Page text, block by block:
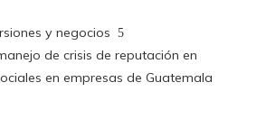
y negocios
de crisis de reputación en
en empresas de Guatemala